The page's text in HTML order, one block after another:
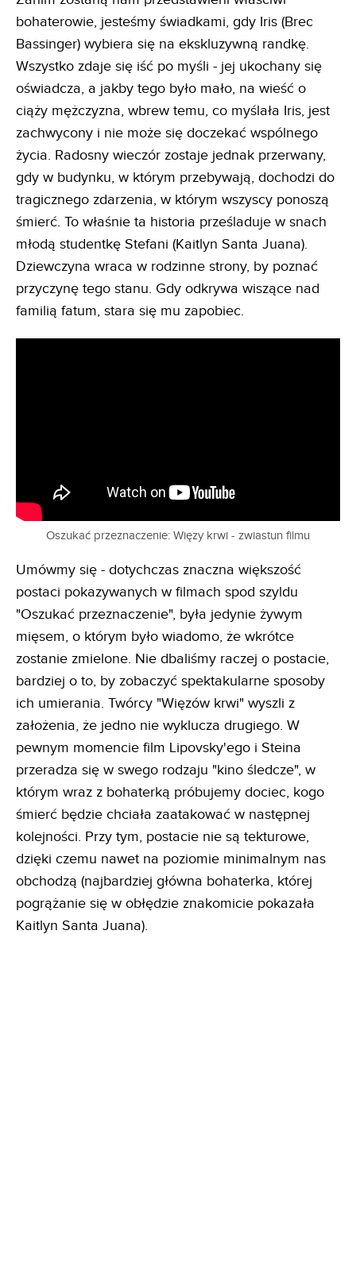
bohaterowie, jesteśmy świadkami, gdy Iris (Brec
Bassinger) wybiera się na ekskluzywną randkę.
Wszystko zdaje się iść po myśli - jej ukochany się
oświadcza, a jakby tego było mało, na wieść o
ciąży mężczyzna, wbrew temu, co myślała Iris, jest
zachwycony i nie może się doczekać wspólnego
życia. Radosny wieczór zostaje jednak przerwany,
gdy w budynku, w którym przebywają, dochodzi do
tragicznego zdarzenia, w którym wszyscy ponoszą
śmierć. To właśnie ta historia prześladuje w snach
młodą studentkę Stefani (Kaitlyn Santa Juana).
Dziewczyna wraca w rodzinne strony, by poznać
przyczynę tego stanu. Gdy odkrywa wiszące nad
familią fatum, stara się mu zapobiec.
Oszukać przeznaczenie: Więzy krwi - zwiastun filmu
Umówmy się - dotychczas znaczna większość
postaci pokazywanych w filmach spod szyldu
"Oszukać przeznaczenie", była jedynie żywym
mięsem, o którym było wiadomo, że wkrótce
zostanie zmielone. Nie dbaliśmy raczej o postacie,
bardziej o to, by zobaczyć spektakularne sposoby
ich umierania. Twórcy "Więzów krwi" wyszli z
założenia, że jedno nie wyklucza drugiego. W
pewnym momencie film Lipovsky'ego i Steina
przeradza się w swego rodzaju "kino śledcze", w
którym wraz z bohaterką próbujemy dociec, kogo
śmierć będzie chciała zaatakować w następnej
kolejności. Przy tym, postacie nie są tekturowe,
dzięki czemu nawet na poziomie minimalnym nas
obchodzą (najbardziej główna bohaterka, której
pogrążanie się w obłędzie znakomicie pokazała
Kaitlyn Santa Juana).